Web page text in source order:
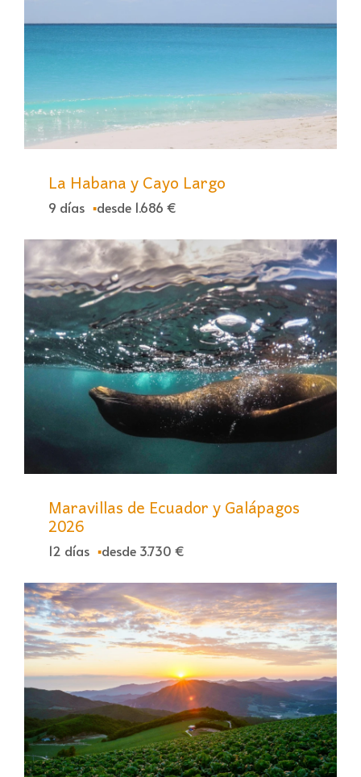
La Habana y Cayo Largo
9 días desde 1.686 €
Maravillas de Ecuador y Galápagos
2026
12 días desde 3.730 €